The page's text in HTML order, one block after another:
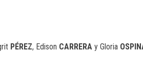
PÉREZ, Edison CARRERA y Gloria